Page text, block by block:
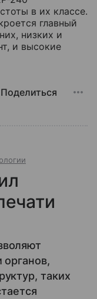
в их классе.
главный
низких и
и высокие
Поделиться
органов,
таких